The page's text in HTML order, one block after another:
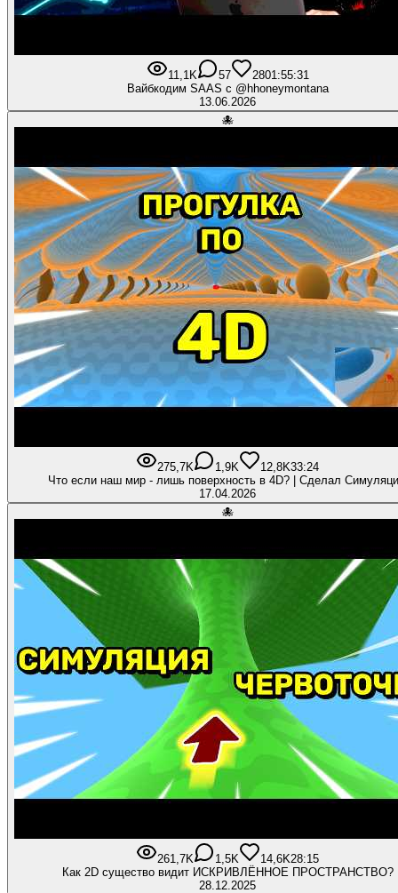
11,1K 57 2801:55:31
Вайбкодим SAAS с @hhoneymontana
13.06.2026
🐙
275,7K 1,9K 12,8K33:24
Что если наш мир - лишь поверхность в 4D? | Сделал
17.04.2026
🐙
261,7K 1,5K 14,6K28:15
Как 2D существо видит ИСКРИВЛЁННОЕ ПРОСТРАНСТВО?
28.12.2025